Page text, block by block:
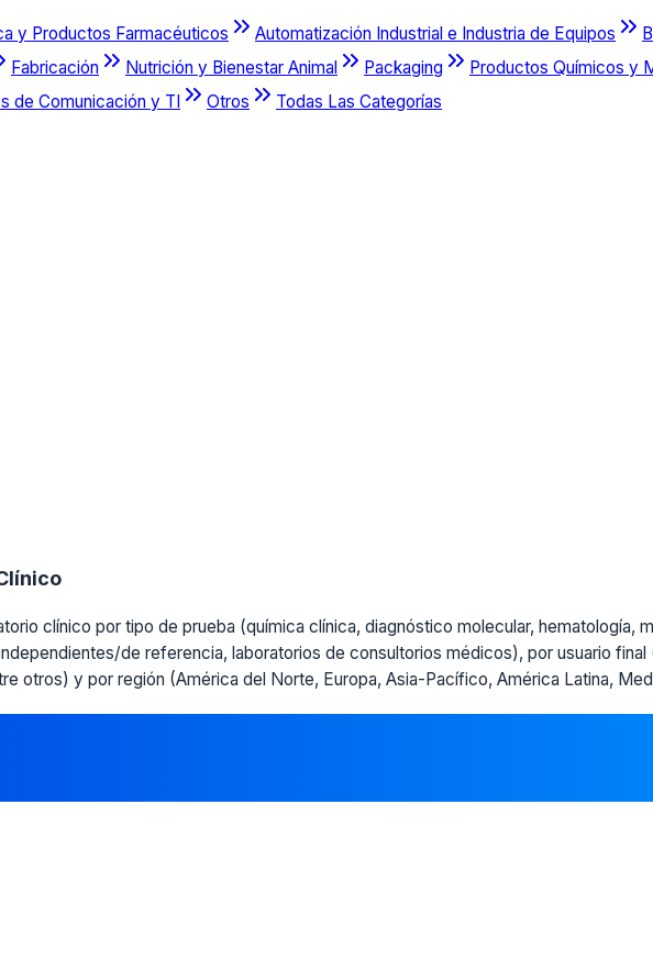
y Productos Farmacéuticos Automatización Industrial e Industria de Equipos
Fabricación Nutrición y Bienestar Animal Packaging Productos Químicos y
de Comunicación y TI Otros
Todas Las Categorías
clínico por tipo de prueba (química clínica, diagnóstico molecular, hematología,
de referencia, laboratorios de consultorios médicos), por usuario final
otros) y por región (América del Norte, Europa, Asia-Pacífico, América Latina,